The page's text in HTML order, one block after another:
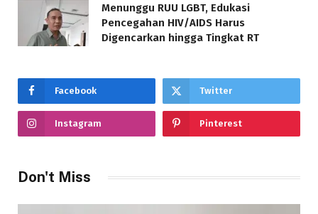
Menunggu RUU LGBT, Edukasi
Pencegahan HIV/AIDS Harus
Digencarkan hingga Tingkat RT
Facebook Twitter
Instagram Pinterest
Don't Miss